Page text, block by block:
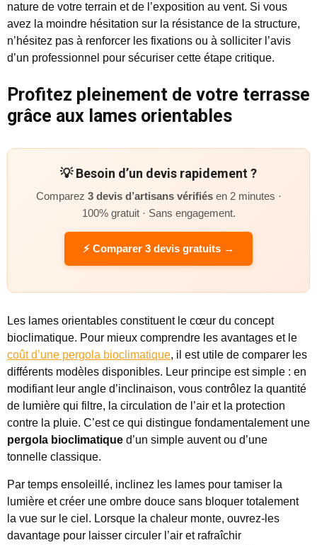
nature de votre terrain et de l’exposition au vent. Si vous
avez la moindre hésitation sur la résistance de la structure,
n’hésitez pas à renforcer les fixations ou à solliciter l’avis
d’un professionnel pour sécuriser cette étape critique.
Profitez pleinement de votre terrasse
grâce aux lames orientables
💡 Besoin d’un devis rapidement ?
Comparez 3 devis d’artisans vérifiésen 2 minutes ·
100% gratuit · Sans engagement.
⚡ Comparer 3 devis gratuits →
Les lames orientables constituent le cœur du concept
bioclimatique. Pour mieux comprendre les avantages et le
coût d’une pergola bioclimatique, il est utile de comparer les
différents modèles disponibles. Leur principe est simple : en
modifiant leur angle d’inclinaison, vous contrôlez la quantité
de lumière qui filtre, la circulation de l’air et la protection
contre la pluie. C’est ce qui distingue fondamentalement une
pergola bioclimatique d’un simple auvent ou d’une
tonnelle classique.
Par temps ensoleillé, inclinez les lames pour tamiser la
lumière et créer une ombre douce sans bloquer totalement
la vue sur le ciel. Lorsque la chaleur monte, ouvrez-les
davantage pour laisser circuler l’air et rafraîchir